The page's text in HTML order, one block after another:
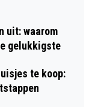
uit: waarom
gelukkigste
te koop: